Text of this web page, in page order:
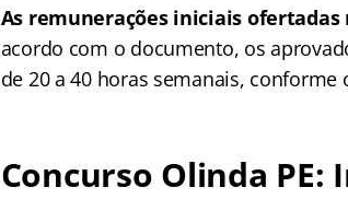
As remunerações iniciais ofertadas
acordo com o documento, os
de 20 a 40 horas semanais, conforme
Concurso Olinda PE: